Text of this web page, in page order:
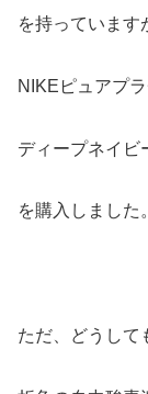
を持っています
NIKEピュアプ
ディープネイビ
を購入しました。
ただ、どうして